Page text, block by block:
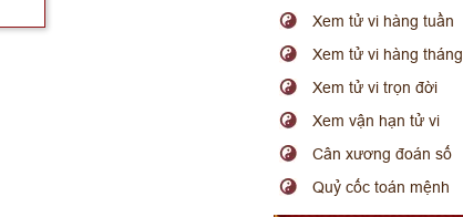
Xem tử vi hàng tuần
Xem tử vi hàng tháng
Xem tử vi trọn đời
Xem vận hạn tử vi
Cân xương đoán số
Quỷ cốc toán mệnh